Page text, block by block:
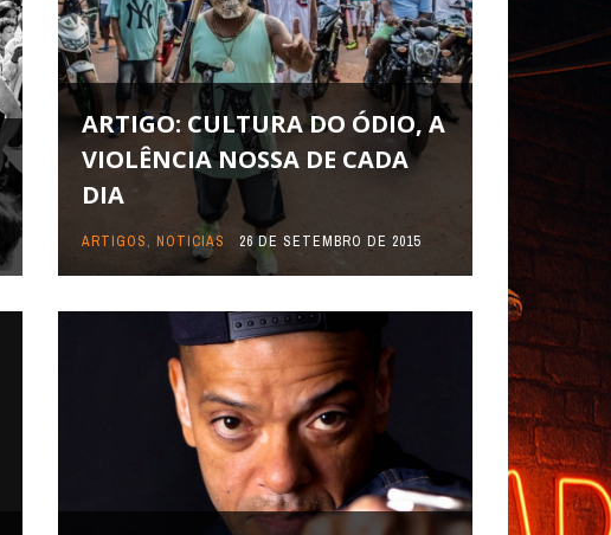
ARTIGO: CULTURA DO ÓDIO, A
VIOLÊNCIA NOSSA DE CADA
DIA
ARTIGOS, NOTICIAS 26 DE SETEMBRO DE 2015